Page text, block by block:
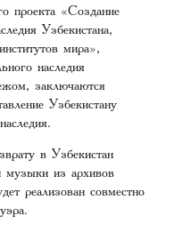
проекта «Создание
Узбекистана,
мира»,
наследия
заключаются
Узбекистану
в Узбекистан
музыки из архивов
реализован совместно